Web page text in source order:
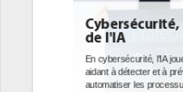
DEE:
bientôt
datacenters
Des datacenters
ce que